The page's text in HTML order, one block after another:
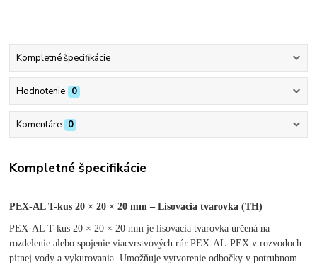
Kompletné špecifikácie
Hodnotenie 0
Komentáre 0
Kompletné špecifikácie
PEX-AL T-kus 20 × 20 × 20 mm – Lisovacia tvarovka (TH)
PEX-AL T-kus 20 × 20 × 20 mm je lisovacia tvarovka určená na
rozdelenie alebo spojenie viacvrstvových rúr PEX-AL-PEX v rozvodoch
pitnej vody a vykurovania. Umožňuje vytvorenie odbočky v potrubnom